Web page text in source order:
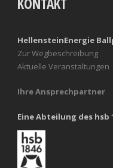
HellensteinEnergie
Zur Wegbeschreibung
Aktuelle Veranstaltungen
Ihre Ansprechpartner
Eine Abteilung des hsb